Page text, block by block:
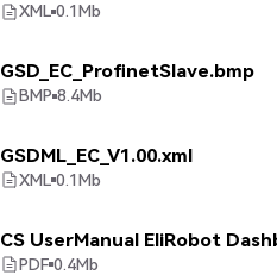
XML 0.1Mb
GSD_EC_ProfinetSlave.bmp
BMP 8.4Mb
GSDML_EC_V1.00.xml
XML 0.1Mb
CS UserManual EliRobot
PDF 0.4Mb